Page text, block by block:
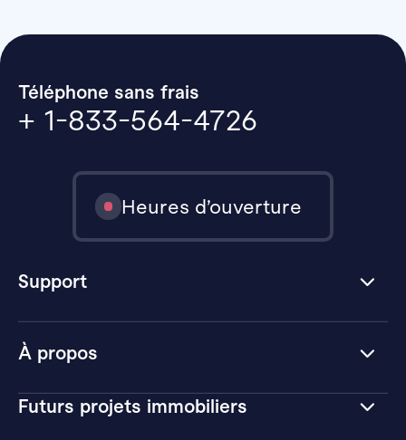
À propos
Futurs projets immobiliers
Téléphone sans frais
+ 1-833-564-4726
Heures d’ouverture
Support